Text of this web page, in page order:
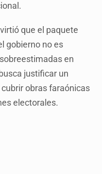
que el paquete
gobierno no es
en
justificar un
obras faraónicas
electorales.